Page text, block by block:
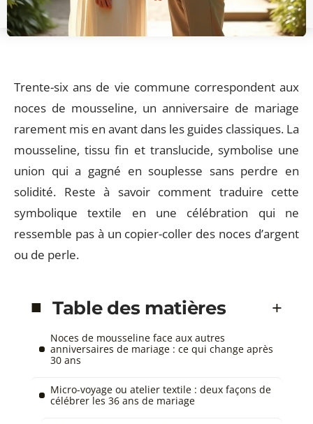
Trente-six ans de vie commune correspondent aux
noces de mousseline, un anniversaire de mariage
rarement mis en avant dans les guides classiques. La
mousseline, tissu fin et translucide, symbolise une
union qui a gagné en souplesse sans perdre en
solidité. Reste à savoir comment traduire cette
symbolique textile en une célébration qui ne
ressemble pas à un copier-coller des noces d’argent
ou de perle.
Table des matières
Noces de mousseline face aux autres
anniversaires de mariage : ce qui change après
30 ans
Micro-voyage ou atelier textile : deux façons de
célébrer les 36 ans de mariage